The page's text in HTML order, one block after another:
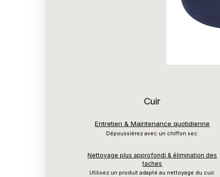
Cuir
Entretien & Maintenance quotidienne
Dépoussiérez avec un chiffon sec.
Nettoyage plus approfondi & élimination des
taches
Utilisez un produit adapté au nettoyage du cuir.